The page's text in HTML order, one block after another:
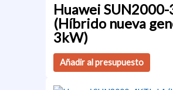
Huawei SUN2000-
(Híbrido nueva
3kW)
Añadir al presupuesto